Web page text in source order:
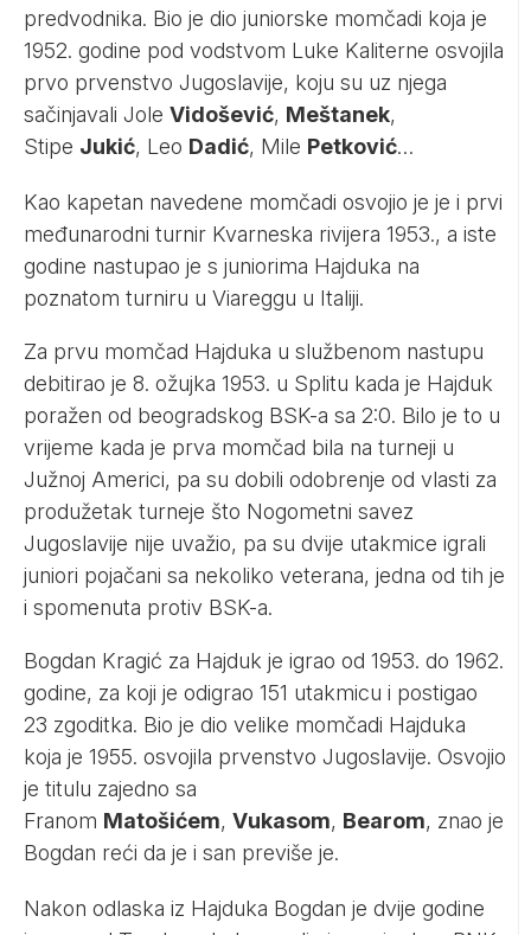
predvodnika. Bio je dio juniorske momčadi koja je
1952. godine pod vodstvom Luke Kaliterne osvojila
prvo prvenstvo Jugoslavije, koju su uz njega
sačinjavali Jole Vidošević, Meštanek,
Stipe Jukić, Leo Dadić, Mile Petković…
Kao kapetan navedene momčadi osvojio je je i prvi
međunarodni turnir Kvarneska rivijera 1953., a iste
godine nastupao je s juniorima Hajduka na
poznatom turniru u Viareggu u Italiji.
Za prvu momčad Hajduka u službenom nastupu
debitirao je 8. ožujka 1953. u Splitu kada je Hajduk
poražen od beogradskog BSK-a sa 2:0. Bilo je to u
vrijeme kada je prva momčad bila na turneji u
Južnoj Americi, pa su dobili odobrenje od vlasti za
produžetak turneje što Nogometni savez
Jugoslavije nije uvažio, pa su dvije utakmice igrali
juniori pojačani sa nekoliko veterana, jedna od tih je
i spomenuta protiv BSK-a.
Bogdan Kragić za Hajduk je igrao od 1953. do 1962.
godine, za koji je odigrao 151 utakmicu i postigao
23 zgoditka. Bio je dio velike momčadi Hajduka
koja je 1955. osvojila prvenstvo Jugoslavije. Osvojio
je titulu zajedno sa
Franom Matošićem, Vukasom, Bearom, znao je
Bogdan reći da je i san previše je.
Nakon odlaska iz Hajduka Bogdan je dvije godine